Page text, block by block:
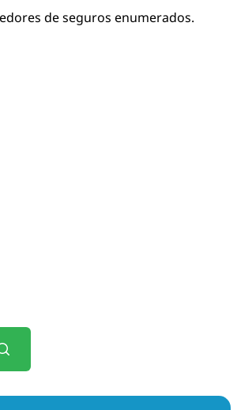
de seguros enumerados.